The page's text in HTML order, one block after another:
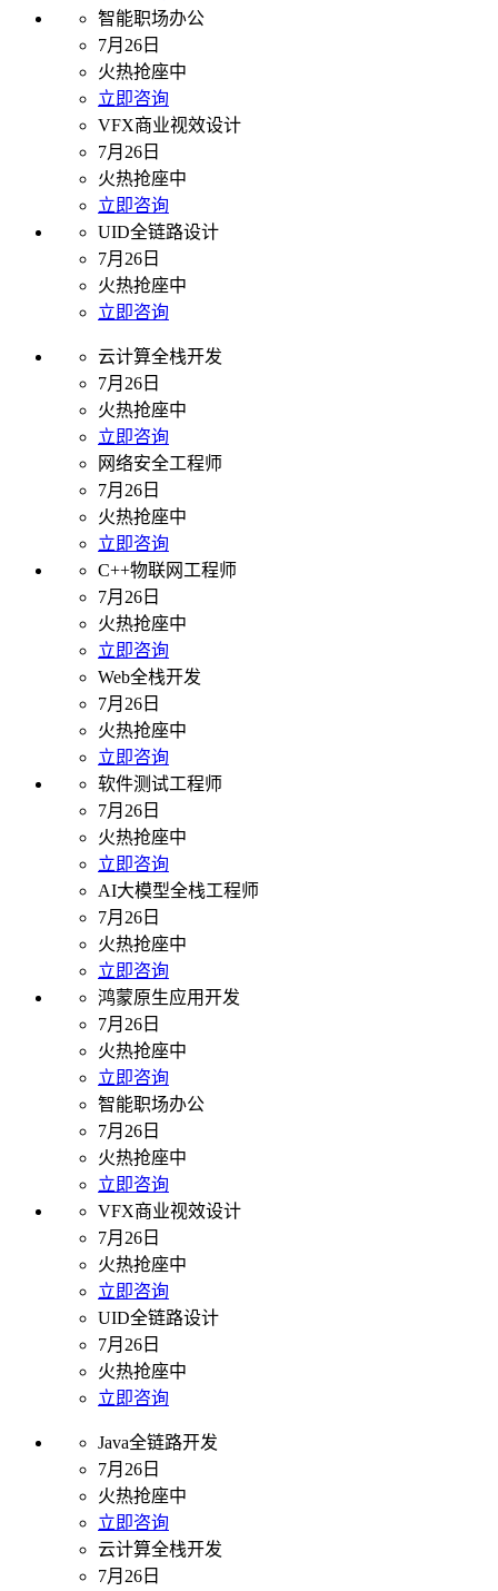
智能职场办公
7月26日
火热抢座中
立即咨询
VFX商业视效设计
7月26日
火热抢座中
立即咨询
UID全链路设计
7月26日
火热抢座中
立即咨询
云计算全栈开发
7月26日
火热抢座中
立即咨询
网络安全工程师
7月26日
火热抢座中
立即咨询
C++物联网工程师
7月26日
火热抢座中
立即咨询
Web全栈开发
7月26日
火热抢座中
立即咨询
软件测试工程师
7月26日
火热抢座中
立即咨询
AI大模型全栈工程师
7月26日
火热抢座中
立即咨询
鸿蒙原生应用开发
7月26日
火热抢座中
立即咨询
智能职场办公
7月26日
火热抢座中
立即咨询
VFX商业视效设计
7月26日
火热抢座中
立即咨询
UID全链路设计
7月26日
火热抢座中
立即咨询
Java全链路开发
7月26日
火热抢座中
立即咨询
云计算全栈开发
7月26日